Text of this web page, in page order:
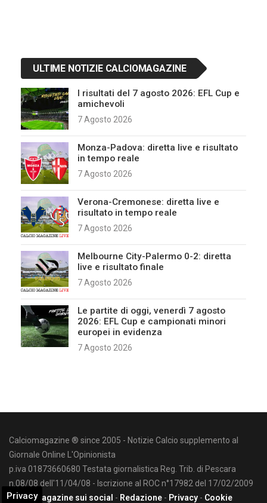
ULTIME NOTIZIE CALCIOMAGAZINE
I risultati del 7 agosto 2026: EFL Cup e
amichevoli
7 Agosto 2026
Monza-Padova: diretta live e risultato
in tempo reale
7 Agosto 2026
Verona-Cremonese: diretta live e
risultato in tempo reale
7 Agosto 2026
Melbourne City-Palermo 0-2: diretta
live e risultato finale
7 Agosto 2026
Le partite di oggi, venerdì 7 agosto
2026: EFL Cup e campionati minori
europei in evidenza
7 Agosto 2026
Calciomagazine ® since 2005 - Notizie Calcio supplemento al
Giornale Online L'Opinionista
p.iva 01873660680 Testata giornalistica Reg. Trib. di Pescara
n.08/08 dell'11/04/08 - Iscrizione al ROC n°17982 del 17/02/2009
Calciomagazine sui social - Redazione - Privacy - Cookie
Privacy